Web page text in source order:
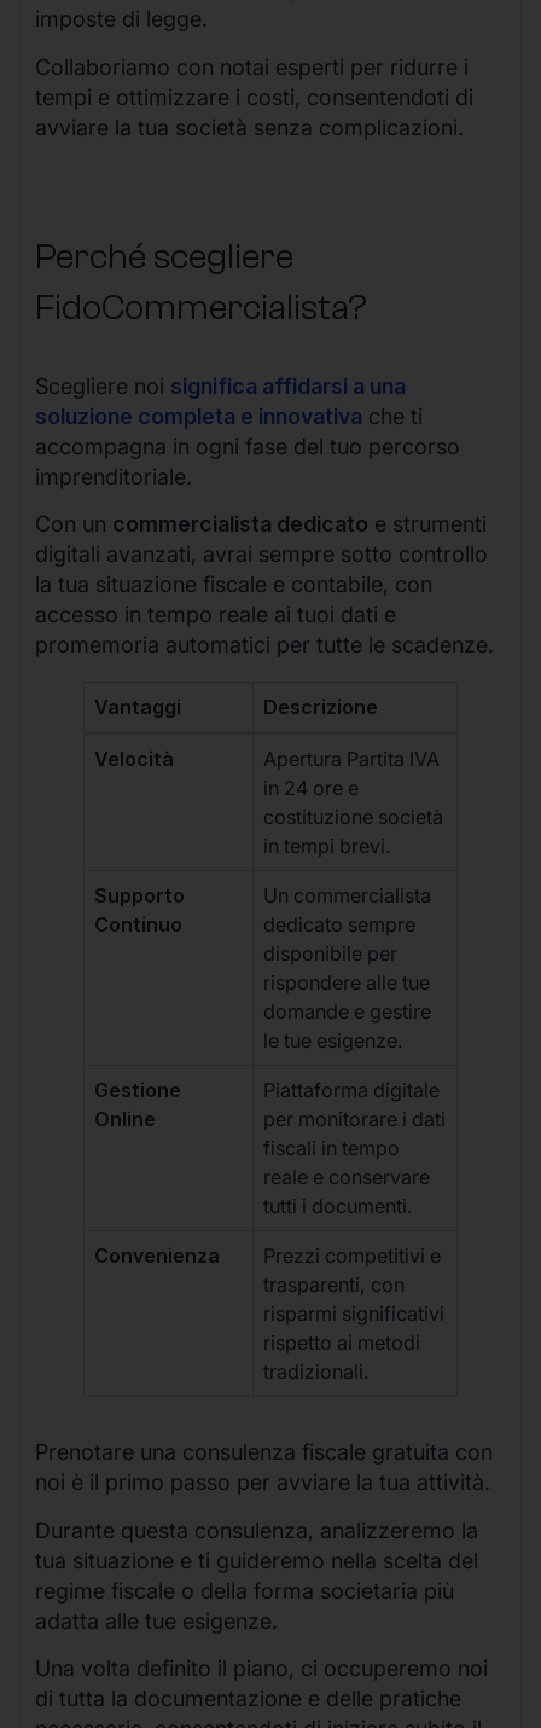
imposte di legge.
Collaboriamo con notai esperti per ridurre i
tempi e ottimizzare i costi, consentendoti di
avviare la tua società senza complicazioni.
Perché scegliere
FidoCommercialista?
Scegliere noi significa affidarsi a una
soluzione completa e innovativa che ti
accompagna in ogni fase del tuo percorso
imprenditoriale.
Con un commercialista dedicato e strumenti
digitali avanzati, avrai sempre sotto controllo
la tua situazione fiscale e contabile, con
accesso in tempo reale ai tuoi dati e
promemoria automatici per tutte le scadenze.
Vantaggi Descrizione
Velocità
Apertura Partita IVA
in 24 ore e
costituzione società
in tempi brevi.
Supporto
Continuo
Un commercialista
dedicato sempre
disponibile per
rispondere alle tue
domande e gestire
le tue esigenze.
Gestione
Online
Piattaforma digitale
per monitorare i dati
fiscali in tempo
reale e conservare
tutti i documenti.
Convenienza
Prezzi competitivi e
trasparenti, con
risparmi significativi
rispetto ai metodi
tradizionali.
Prenotare una consulenza fiscale gratuita con
noi è il primo passo per avviare la tua attività.
Durante questa consulenza, analizzeremo la
tua situazione e ti guideremo nella scelta del
regime fiscale o della forma societaria più
adatta alle tue esigenze.
Una volta definito il piano, ci occuperemo noi
di tutta la documentazione e delle pratiche